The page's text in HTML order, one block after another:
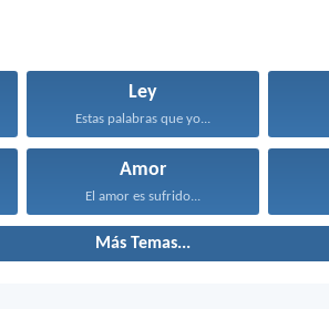
Ley
Estas palabras que yo...
Amor
El amor es sufrido...
Más Temas...